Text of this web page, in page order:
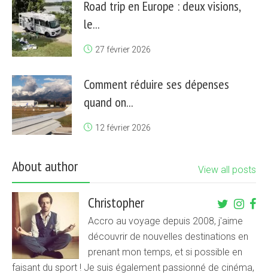
Road trip en Europe : deux visions,
le...
27 février 2026
Comment réduire ses dépenses
quand on...
12 février 2026
About author View all posts
Christopher
Accro au voyage depuis 2008, j'aime
découvrir de nouvelles destinations en
prenant mon temps, et si possible en
faisant du sport ! Je suis également passionné de cinéma,